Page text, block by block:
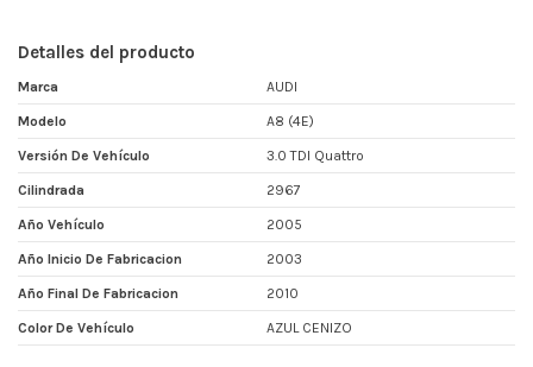
Detalles del producto
Marca AUDI
Modelo A8 (4E)
Versión De Vehículo 3.0 TDI Quattro
Cilindrada 2967
Año Vehículo 2005
Año Inicio De Fabricacion 2003
Año Final De Fabricacion 2010
Color De Vehículo AZUL CENIZO